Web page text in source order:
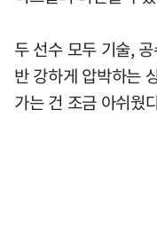
두 선수 모두 기술,
반 강하게 압박하는
가는 건 조금 아쉬웠